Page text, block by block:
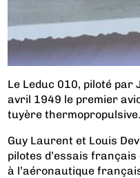
Le Leduc 010, piloté par
avril 1949 le premier
tuyère
Guy Laurent et Louis
pilotes d’essais
à l’aéronautique